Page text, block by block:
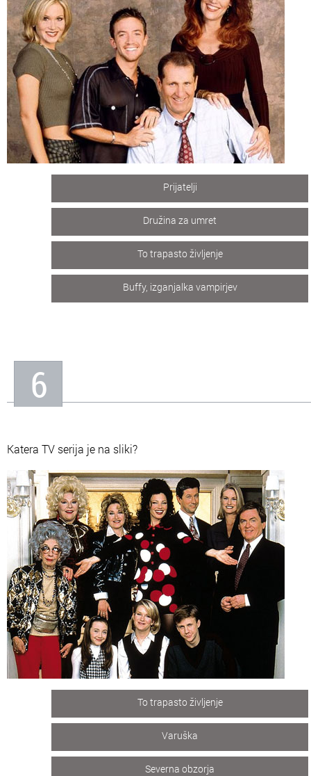
Prijatelji
Družina za umret
To trapasto življenje
Buffy, izganjalka vampirjev
6
Katera TV serija je na sliki?
To trapasto življenje
Varuška
Severna obzorja